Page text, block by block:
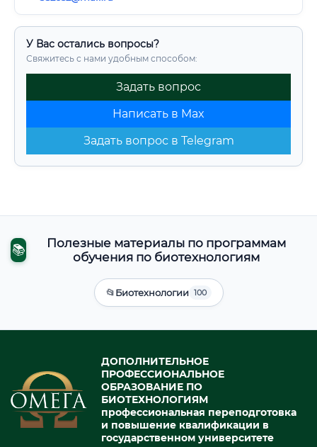
У Вас остались вопросы?
Свяжитесь с нами удобным способом:
Задать вопрос
Написать в Max
Задать вопрос в Telegram
📚
Полезные материалы по программам
обучения по биотехнологиям
📂Биотехнологии 100
ДОПОЛНИТЕЛЬНОЕ
ПРОФЕССИОНАЛЬНОЕ
ОБРАЗОВАНИЕ ПО
БИОТЕХНОЛОГИЯМ
профессиональная переподготовка
и повышение квалификации в
государственном университете